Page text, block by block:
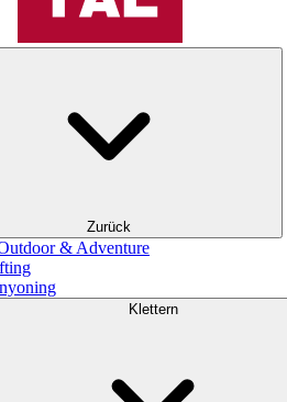
Zurück
& Adventure
Klettern